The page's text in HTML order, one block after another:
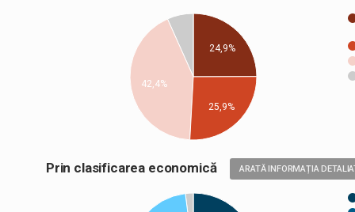
24,9%
42,4%
25,9%
Prin clasificarea economică ARATĂ INFORMAȚIA